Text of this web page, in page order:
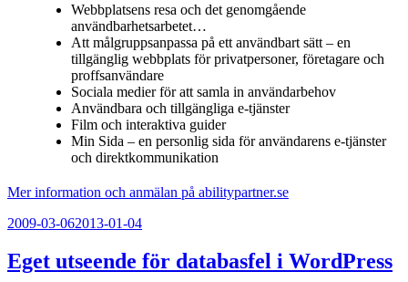
Webbplatsens resa och det genomgående
användbarhetsarbetet…
Att målgruppsanpassa på ett användbart sätt – en
tillgänglig webbplats för privatpersoner, företagare och
proffsanvändare
Sociala medier för att samla in användarbehov
Användbara och tillgängliga e-tjänster
Film och interaktiva guider
Min Sida – en personlig sida för användarens e-tjänster
och direktkommunikation
Mer information och anmälan på abilitypartner.se
Publicerat
2009-03-062013-01-04
Eget utseende för databasfel i WordPress